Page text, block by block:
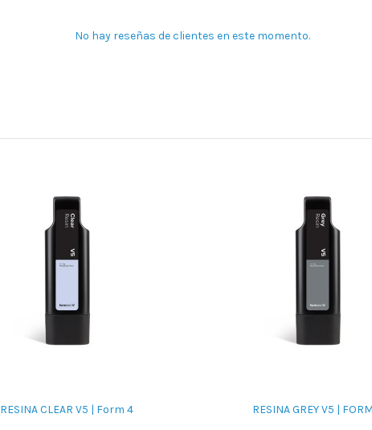
No hay reseñas de clientes en este momento.
RESINA CLEAR V5 | Form 4 RESINA GREY V5 |